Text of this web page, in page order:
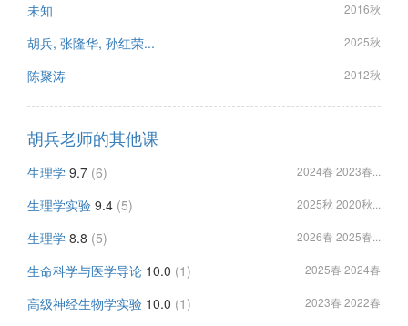
未知 2016秋
胡兵, 张隆华, 孙红荣... 2025秋
陈聚涛 2012秋
胡兵老师的其他课
生理学 9.7 (6) 2024春 2023春...
生理学实验 9.4 (5) 2025秋 2020秋...
生理学 8.8 (5) 2026春 2025春...
生命科学与医学导论 10.0 (1) 2025春 2024春
高级神经生物学实验 10.0 (1) 2023春 2022春